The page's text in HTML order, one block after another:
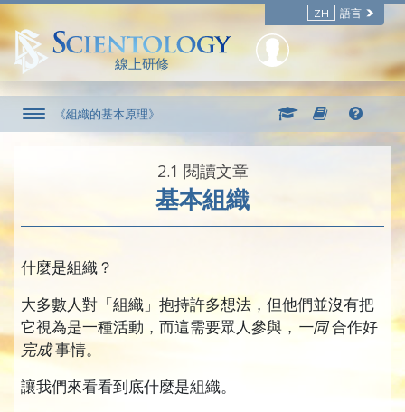
ZH 語言
線上研修
《組織的基本原理》
2.‎1 閱讀文章
基本組織
什麼是組織？
大多數人對「組織」抱持許多想法，但他們並沒有把
它視為是一種活動，而這需要眾人參與， 一同合作好
完成事情。
讓我們來看看到底什麼是組織。